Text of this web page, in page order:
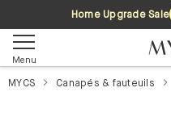
Home Upgrade Sale
Menu
MYCS Canapés & fauteuils